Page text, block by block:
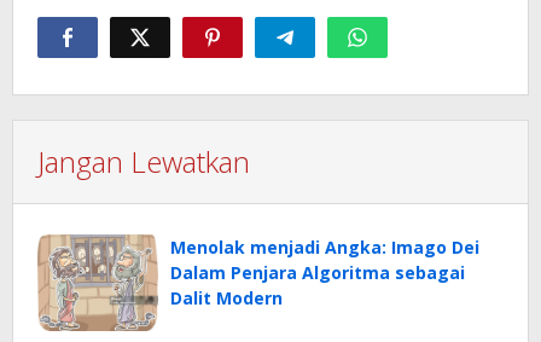
Jangan Lewatkan
Menolak menjadi Angka: Imago Dei
Dalam Penjara Algoritma sebagai
Dalit Modern